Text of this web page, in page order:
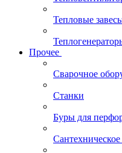
Тепловые
Прочее
Сварочное
Станки
Буры для